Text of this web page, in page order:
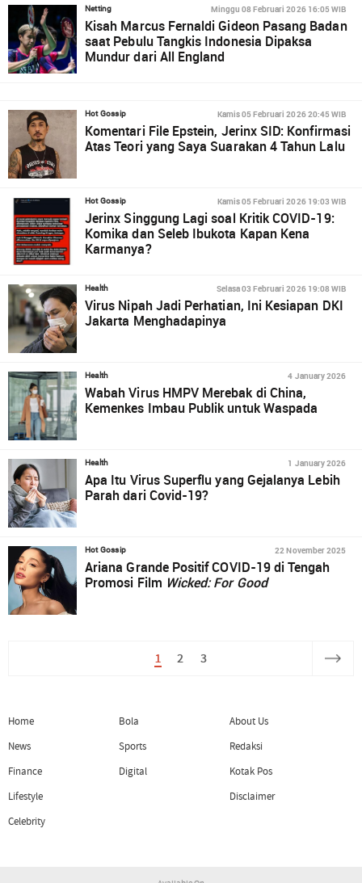
Netting Minggu 08 Februari 2026 16:05 WIB
Kisah Marcus Fernaldi Gideon Pasang Badan
saat Pebulu Tangkis Indonesia Dipaksa
Mundur dari All England
Hot Gossip Kamis 05 Februari 2026 20:45 WIB
Komentari File Epstein, Jerinx SID: Konfirmasi
Atas Teori yang Saya Suarakan 4 Tahun Lalu
Hot Gossip Kamis 05 Februari 2026 19:03 WIB
Jerinx Singgung Lagi soal Kritik COVID-19:
Komika dan Seleb Ibukota Kapan Kena
Karmanya?
Health Selasa 03 Februari 2026 19:08 WIB
Virus Nipah Jadi Perhatian, Ini Kesiapan DKI
Jakarta Menghadapinya
Health 4 January 2026
Wabah Virus HMPV Merebak di China,
Kemenkes Imbau Publik untuk Waspada
Health 1 January 2026
Apa Itu Virus Superflu yang Gejalanya Lebih
Parah dari Covid-19?
Hot Gossip 22 November 2025
Ariana Grande Positif COVID-19 di Tengah
Promosi Film Wicked: For Good
1 2 3
Home
News
Finance
Lifestyle
Celebrity
Bola
Sports
Digital
About Us
Redaksi
Kotak Pos
Disclaimer